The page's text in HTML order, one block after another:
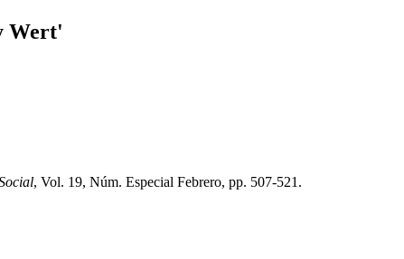
Wert'
, Vol. 19, Núm. Especial Febrero, pp. 507-521.